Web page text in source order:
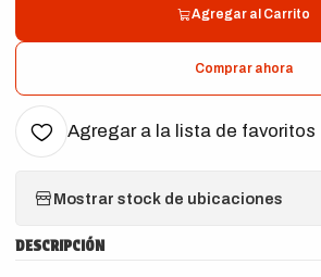
Agregar al Carrito
Comprar ahora
Agregar a la lista de favoritos
Mostrar stock de ubicaciones
DESCRIPCIÓN